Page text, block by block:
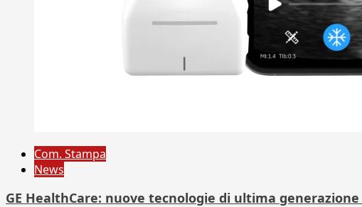
Com. Stampa
News
GE HealthCare: nuove tecnologie di ultima